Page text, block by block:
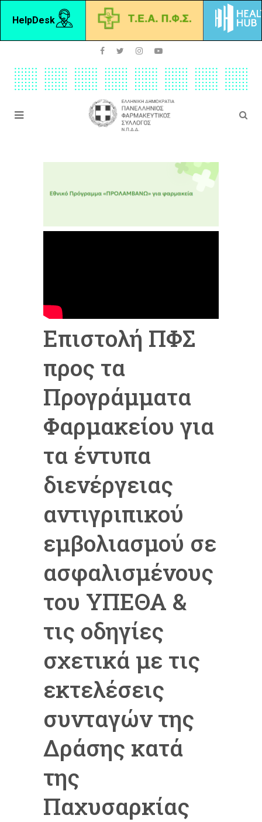
HelpDesk
Επιστολή ΠΦΣ
προς τα
Προγράμματα
Φαρμακείου για
τα έντυπα
διενέργειας
αντιγριπικού
εμβολιασμού σε
ασφαλισμένους
του ΥΠΕΘΑ &
τις οδηγίες
σχετικά με τις
εκτελέσεις
συνταγών της
Δράσης κατά
της
Παχυσαρκίας